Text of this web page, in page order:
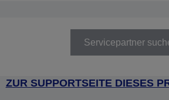
Servicepartner
ZUR SUPPORTSEITE DIESES